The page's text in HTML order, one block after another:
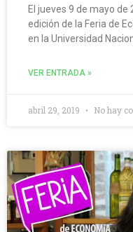
El jueves 9 de mayo
edición de la Feria de
en la Universidad
VER ENTRADA »
abril 29, 2019 No hay